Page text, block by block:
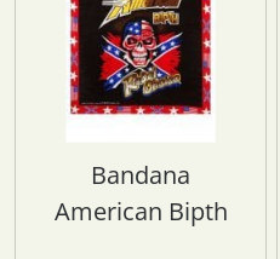
Bandana
American Bipth